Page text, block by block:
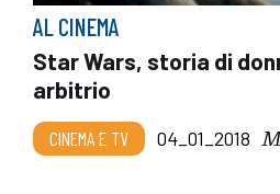
AL CINEMA
Star Wars, storia di
arbitrio
CINEMA E TV 04_01_2018